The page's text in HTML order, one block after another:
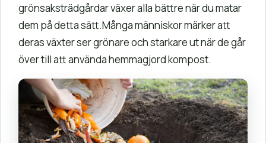
grönsaksträdgårdar växer alla bättre när du matar
dem på detta sätt.Många människor märker att
deras växter ser grönare och starkare ut när de går
över till att använda hemmagjord kompost.